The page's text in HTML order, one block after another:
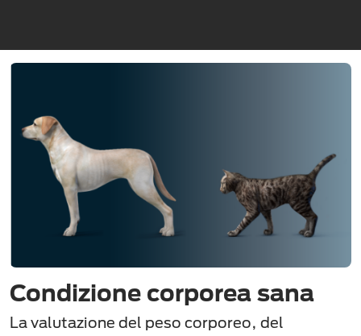
Condizione corporea sana
La valutazione del peso corporeo, del